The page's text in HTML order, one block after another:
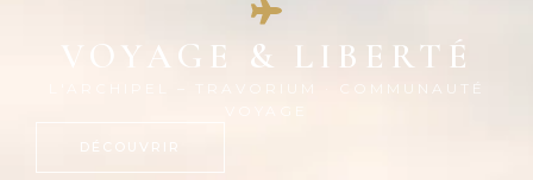
VOYAGE & LIBERTÉ
L'ARCHIPEL – TRAVORIUM · COMMUNAUTÉ
DÉCOUVRIR